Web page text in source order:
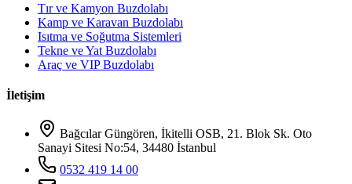
Tır ve Kamyon Buzdolabı
Kamp ve Karavan Buzdolabı
Isıtma ve Soğutma Sistemleri
Tekne ve Yat Buzdolabı
Araç ve VIP Buzdolabı
İletişim
Bağcılar Güngören, İkitelli OSB, 21. Blok Sk. Oto
Sanayi Sitesi No:54, 34480 İstanbul
0532 419 14 00